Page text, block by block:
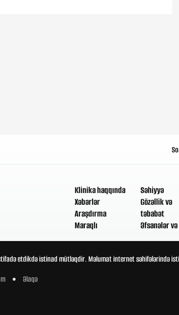
Klinika haqqında
Xəbərlər
Araşdırma
Maraqlı
Səhiyyə
Gözəllik və
təbabət
Əfsanələr
etdikdə istinad mütləqdir. Məlumat internet səhifələrində
Əlaqə